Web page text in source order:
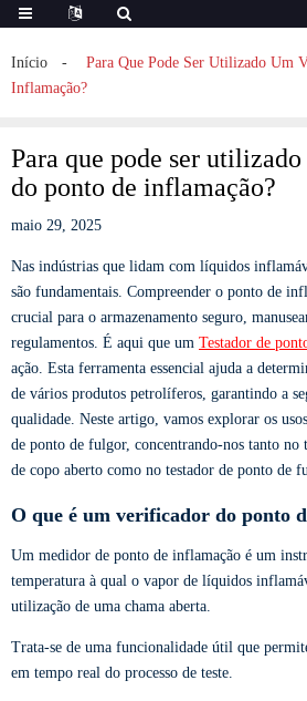
Início
Para Que Pode Ser Utilizado Um
Inflamação?
Para que pode ser
do ponto de inflamação?
maio 29, 2025
Nas indústrias que lidam com líquidos
são fundamentais. Compreender o ponto de
crucial para o armazenamento seguro,
regulamentos. É aqui que um Testador de
ação. Esta ferramenta essencial ajuda a
de vários produtos petrolíferos, garantindo a
qualidade. Neste artigo, vamos explorar os
de ponto de fulgor, concentrando-nos tanto no
de copo aberto como no testador de ponto de
O que é um verificador do ponto
Um medidor de ponto de inflamação é um
temperatura à qual o vapor de líquidos
utilização de uma chama aberta.
Trata-se de uma funcionalidade útil que
em tempo real do processo de teste.